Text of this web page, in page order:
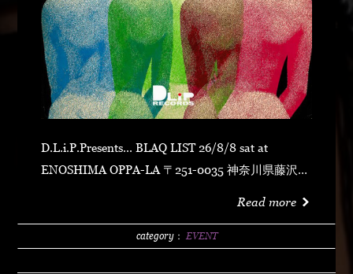
D.L.i.P.Presents... BLAQ LIST 26/8/8 sat at
ENOSHIMA OPPA-LA 〒251-0035 神奈川県藤沢市
2500/1dLADY'S FREE HOTTS GUEST DJ PMX
Read more
category： EVENT